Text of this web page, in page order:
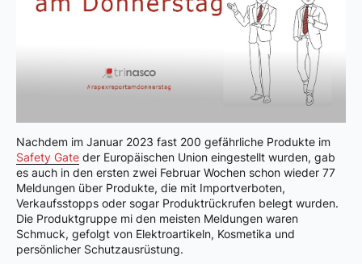
Nachdem im Januar 2023 fast 200 gefährliche Produkte im
Safety Gate der Europäischen Union eingestellt wurden, gab
es auch in den ersten zwei Februar Wochen schon wieder 77
Meldungen über Produkte, die mit Importverboten,
Verkaufsstopps oder sogar Produktrückrufen belegt wurden.
Die Produktgruppe mi den meisten Meldungen waren
Schmuck, gefolgt von Elektroartikeln, Kosmetika und
persönlicher Schutzausrüstung.